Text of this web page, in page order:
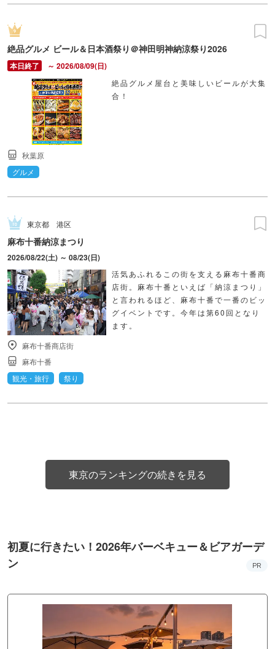
絶品グルメ ビール＆日本酒祭り＠神田明神納涼祭り2026
～ 2026/08/09(日)
絶品グルメ屋台と美味しいビールが大集
合！
秋葉原
グルメ
東京都 港区
麻布十番納涼まつり
2026/08/22(土) ～ 08/23(日)
活気あふれるこの街を支える麻布十番商
店街。麻布十番といえば「納涼まつり」
と言われるほど、麻布十番で一番のビッ
グイベントです。今年は第60回となり
ます。
麻布十番商店街
麻布十番
観光・旅行
祭り
東京のランキングの続きを見る
初夏に行きたい！2026年バーベキュー＆ビアガーデ
ン
PR